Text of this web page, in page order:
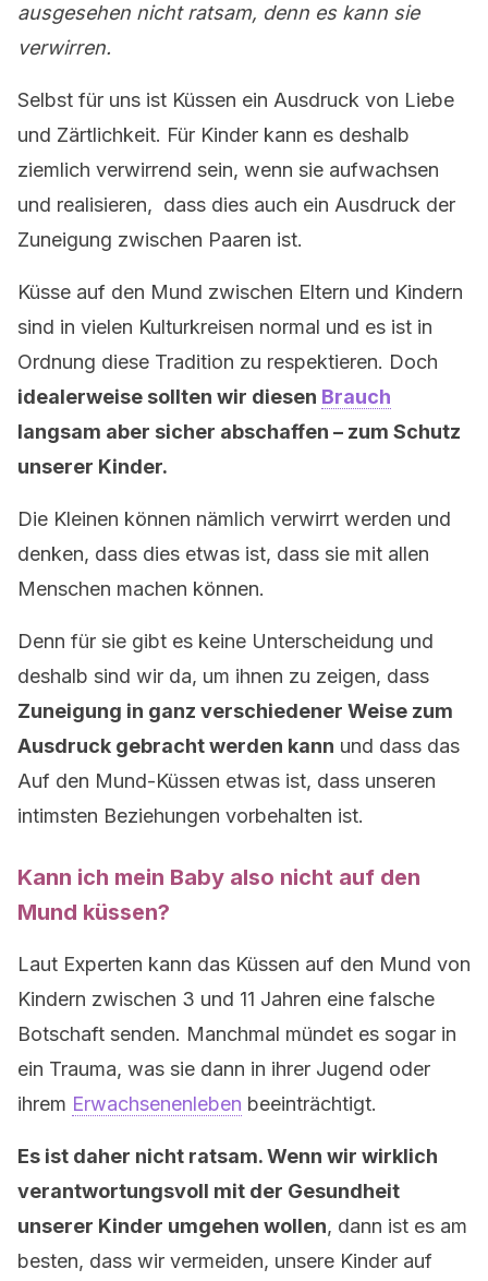
ausgesehen nicht ratsam, denn es kann sie
verwirren.
Selbst für uns ist Küssen ein Ausdruck von Liebe
und Zärtlichkeit. Für Kinder kann es deshalb
ziemlich verwirrend sein, wenn sie aufwachsen
und realisieren, dass dies auch ein Ausdruck der
Zuneigung zwischen Paaren ist.
Küsse auf den Mund zwischen Eltern und Kindern
sind in vielen Kulturkreisen normal und es ist in
Ordnung diese Tradition zu respektieren. Doch
idealerweise sollten wir diesen Brauch
langsam aber sicher abschaffen – zum Schutz
unserer Kinder.
Die Kleinen können nämlich verwirrt werden und
denken, dass dies etwas ist, dass sie mit allen
Menschen machen können.
Denn für sie gibt es keine Unterscheidung und
deshalb sind wir da, um ihnen zu zeigen, dass
Zuneigung in ganz verschiedener Weise zum
Ausdruck gebracht werden kann und dass das
Auf den Mund-Küssen etwas ist, dass unseren
intimsten Beziehungen vorbehalten ist.
Kann ich mein Baby also nicht auf den
Mund küssen?
Laut Experten kann das Küssen auf den Mund von
Kindern zwischen 3 und 11 Jahren eine falsche
Botschaft senden. Manchmal mündet es sogar in
ein Trauma, was sie dann in ihrer Jugend oder
ihrem Erwachsenenleben beeinträchtigt.
Es ist daher nicht ratsam. Wenn wir wirklich
verantwortungsvoll mit der Gesundheit
unserer Kinder umgehen wollen, dann ist es am
besten, dass wir vermeiden, unsere Kinder auf